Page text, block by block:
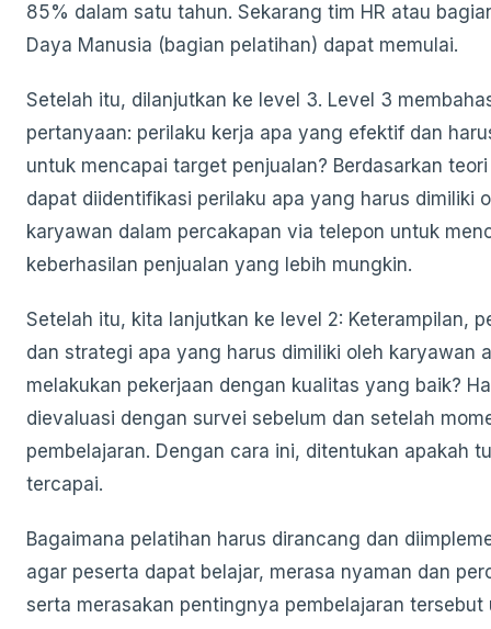
85% dalam satu tahun. Sekarang tim HR atau
Daya Manusia (bagian pelatihan) dapat memulai.
Setelah itu, dilanjutkan ke level 3. Level 3
pertanyaan: perilaku kerja apa yang efektif dan
untuk mencapai target penjualan? Berdasarkan
dapat diidentifikasi perilaku apa yang harus dimiliki
karyawan dalam percakapan via telepon untuk
keberhasilan penjualan yang lebih mungkin.
Setelah itu, kita lanjutkan ke level 2: Keterampilan,
dan strategi apa yang harus dimiliki oleh karyawan
melakukan pekerjaan dengan kualitas yang baik?
dievaluasi dengan survei sebelum dan setelah
pembelajaran. Dengan cara ini, ditentukan apakah
tercapai.
Bagaimana pelatihan harus dirancang dan
agar peserta dapat belajar, merasa nyaman dan
serta merasakan pentingnya pembelajaran tersebut